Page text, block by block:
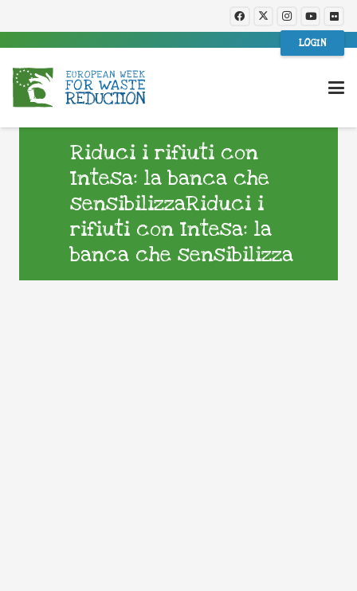
LOGIN
Riduci i rifiuti con
Intesa: la banca che
sensibilizzaRiduci i
rifiuti con Intesa: la
banca che sensibilizza